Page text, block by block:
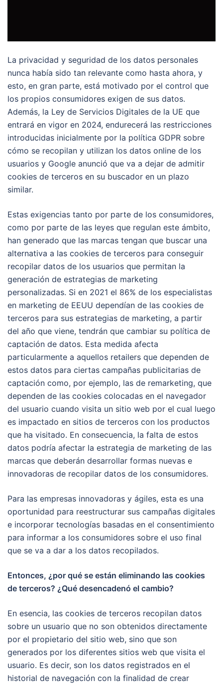
La privacidad y seguridad de los datos personales
nunca había sido tan relevante como hasta ahora, y
esto, en gran parte, está motivado por el control que
los propios consumidores exigen de sus datos.
Además, la Ley de Servicios Digitales de la UE que
entrará en vigor en 2024, endurecerá las restricciones
introducidas inicialmente por la política GDPR sobre
cómo se recopilan y utilizan los datos online de los
usuarios y Google anunció que va a dejar de admitir
cookies de terceros en su buscador en un plazo
similar.
Estas exigencias tanto por parte de los consumidores,
como por parte de las leyes que regulan este ámbito,
han generado que las marcas tengan que buscar una
alternativa a las cookies de terceros para conseguir
recopilar datos de los usuarios que permitan la
generación de estrategias de marketing
personalizadas. Si en 2021 el 86% de los especialistas
en marketing de EEUU dependían de las cookies de
terceros para sus estrategias de marketing, a partir
del año que viene, tendrán que cambiar su política de
captación de datos. Esta medida afecta
particularmente a aquellos retailers que dependen de
estos datos para ciertas campañas publicitarias de
captación como, por ejemplo, las de remarketing, que
dependen de las cookies colocadas en el navegador
del usuario cuando visita un sitio web por el cual luego
es impactado en sitios de terceros con los productos
que ha visitado. En consecuencia, la falta de estos
datos podría afectar la estrategia de marketing de las
marcas que deberán desarrollar formas nuevas e
innovadoras de recopilar datos de los consumidores.
Para las empresas innovadoras y ágiles, esta es una
oportunidad para reestructurar sus campañas digitales
e incorporar tecnologías basadas en el consentimiento
para informar a los consumidores sobre el uso final
que se va a dar a los datos recopilados.
Entonces, ¿por qué se están eliminando las cookies
de terceros? ¿Qué desencadenó el cambio?
En esencia, las cookies de terceros recopilan datos
sobre un usuario que no son obtenidos directamente
por el propietario del sitio web, sino que son
generados por los diferentes sitios web que visita el
usuario. Es decir, son los datos registrados en el
historial de navegación con la finalidad de crear